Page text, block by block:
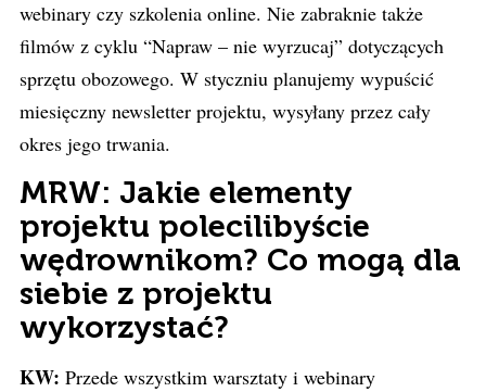
webinary czy szkolenia online. Nie zabraknie także
filmów z cyklu “Napraw – nie wyrzucaj” dotyczących
sprzętu obozowego. W styczniu planujemy wypuścić
miesięczny newsletter projektu, wysyłany przez cały
okres jego trwania.
MRW: Jakie elementy
projektu polecilibyście
wędrownikom? Co mogą dla
siebie z projektu
wykorzystać?
KW: Przede wszystkim warsztaty i webinary